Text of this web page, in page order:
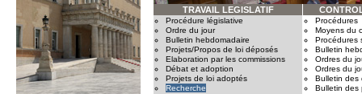
TRAVAIL LEGISLATIF
Procédure législative
Ordre du jour
Bulletin hebdomadaire
Projets/Propos de loi déposés
Elaboration par les commissions
Débat et adoption
Projets de loi adoptés
Recherche
Procédures
Moyens du
Procédures
Bulletin
Ordres du
Ordres du
Bulletin des
Bulletin des